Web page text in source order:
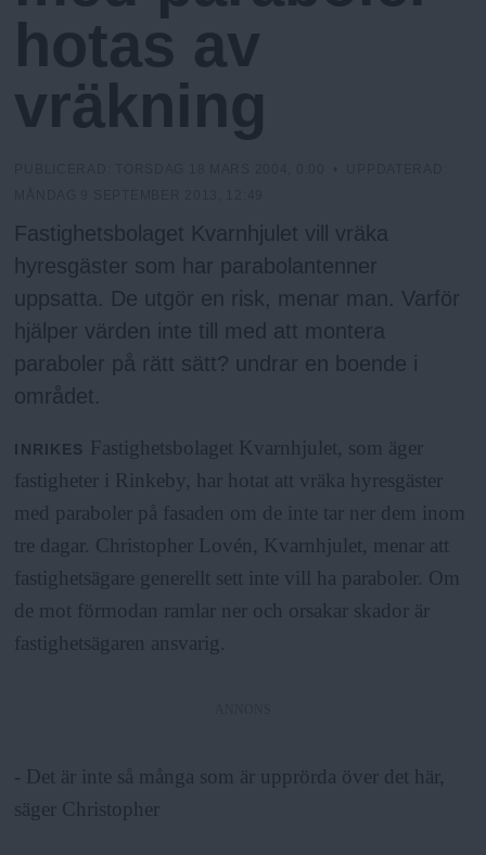
N
u
n
hotas av
vräkning
Fastighetsbolaget Kvarnhjulet vill vräka
hyresgäster som har parabolantenner
uppsatta. De utgör en risk, menar man. Varför
hjälper värden inte till med att montera
paraboler på rätt sätt? undrar en boende i
området.
INRIKES
Fastighetsbolaget Kvarnhjulet, som äger
fastigheter i Rinkeby, har hotat att vräka hyresgäster
med paraboler på fasaden om de inte tar ner dem inom
tre dagar. Christopher Lovén, Kvarnhjulet, menar att
fastighetsägare generellt sett inte vill ha paraboler. Om
de mot förmodan ramlar ner och orsakar skador är
fastighetsägaren ansvarig.
- Det är inte så många som är upprörda över det här,
säger Christopher